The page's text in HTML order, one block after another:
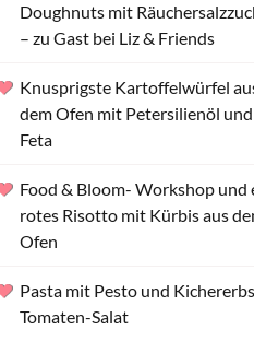
Doughnuts mit
– zu Gast bei Liz & Friends
Knusprigste Kartoffelwürfel
dem Ofen mit Petersilienöl und
Feta
Food & Bloom- Workshop und
rotes Risotto mit Kürbis aus
Ofen
Pasta mit Pesto und
Tomaten-Salat